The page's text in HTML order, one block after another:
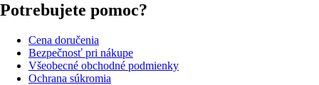
Potrebujete pomoc?
Cena doručenia
Bezpečnosť pri nákupe
Všeobecné obchodné podmienky
Ochrana súkromia